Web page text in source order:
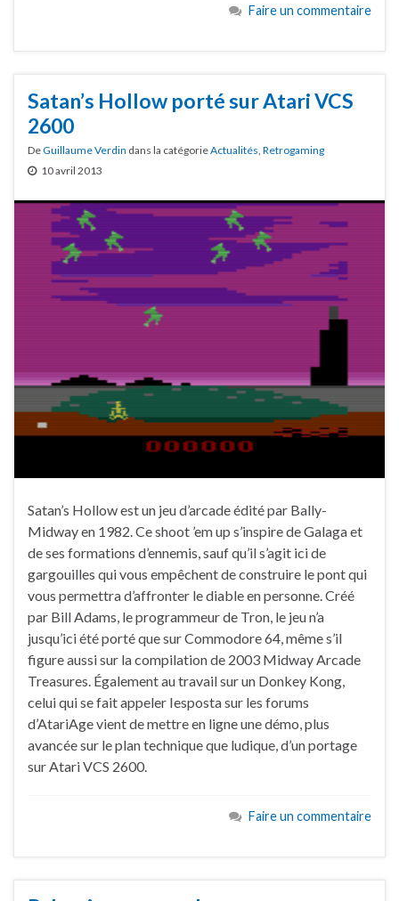
Faire un commentaire
Satan’s Hollow porté sur Atari VCS
2600
DeGuillaume Verdin dans la catégorieActualités, Retrogaming
10 avril 2013
Satan’s Hollow est un jeu d’arcade édité par Bally-
Midway en 1982. Ce shoot ’em up s’inspire de Galaga et
de ses formations d’ennemis, sauf qu’il s’agit ici de
gargouilles qui vous empêchent de construire le pont qui
vous permettra d’affronter le diable en personne. Créé
par Bill Adams, le programmeur de Tron, le jeu n’a
jusqu’ici été porté que sur Commodore 64, même s’il
figure aussi sur la compilation de 2003 Midway Arcade
Treasures. Également au travail sur un Donkey Kong,
celui qui se fait appeler Iesposta sur les forums
d’AtariAge vient de mettre en ligne une démo, plus
avancée sur le plan technique que ludique, d’un portage
sur Atari VCS 2600.
Faire un commentaire